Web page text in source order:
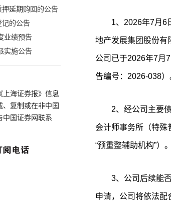
押延期购回的公告
记的公告
业绩预告
实施公告
上海证券报》信息
复制或在非中国
中国证券网联系
1、2026年7月6
地产发展集团股份有
公司已于2026年7月
告编号：2026-038）
2、经公司主要
会计师事务所（特殊
“预重整辅助机构”）。
3、公司后续能
申请，公司将依法配